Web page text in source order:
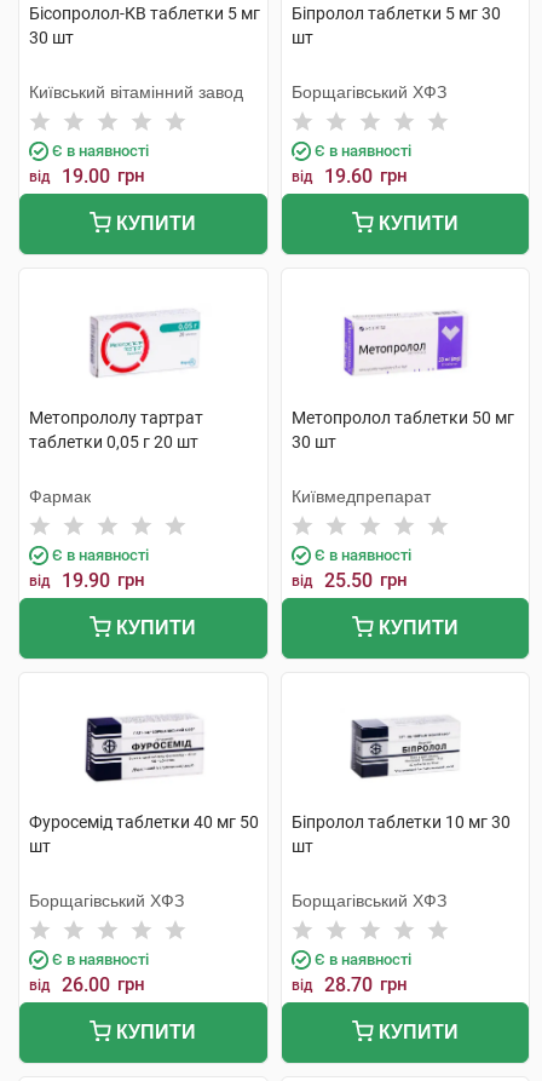
Бісопролол-КВ таблетки 5 мг
30 шт
Київський вітамінний завод
Є в наявності
від 19.00 грн
КУПИТИ
Біпролол таблетки 5 мг 30
шт
Борщагівський ХФЗ
Є в наявності
від 19.60 грн
КУПИТИ
Метопрололу тартрат
таблетки 0,05 г 20 шт
Фармак
Є в наявності
від 19.90 грн
КУПИТИ
Метопролол таблетки 50 мг
30 шт
Київмедпрепарат
Є в наявності
від 25.50 грн
КУПИТИ
Фуросемід таблетки 40 мг 50
шт
Борщагівський ХФЗ
Є в наявності
від 26.00 грн
КУПИТИ
Біпролол таблетки 10 мг 30
шт
Борщагівський ХФЗ
Є в наявності
від 28.70 грн
КУПИТИ